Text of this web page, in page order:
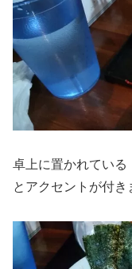
卓上に置かれている
とアクセントが付き